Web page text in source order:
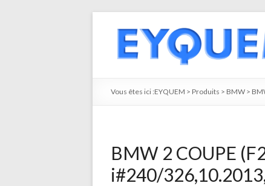
Vous êtes ici :EYQUEM > Produits > BMW >
BMW 2 COUPE
i#240/